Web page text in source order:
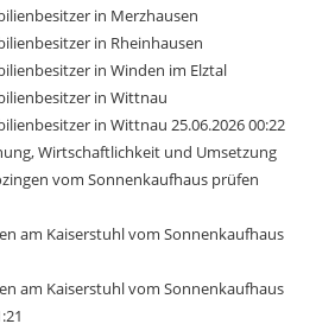
in Merzhausen
in Rheinhausen
in Winden im Elztal
in Wittnau
in Wittnau 25.06.2026 00:22
Wirtschaftlichkeit und Umsetzung
vom Sonnenkaufhaus prüfen
am Kaiserstuhl vom Sonnenkaufhaus
am Kaiserstuhl vom Sonnenkaufhaus